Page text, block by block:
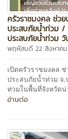
ครัวราชมงคล ช่ว
ประสบภัยน้ำท่วม /
ประสบภัยน้ำท่วม วั
พฤหัสบดี 22 สิงหาคม
เปิดครัวราชมงคล
ประสบภัยน้ำท่วม จ
ท่วมในพื้นที่จังหวัด
อ่านต่อ